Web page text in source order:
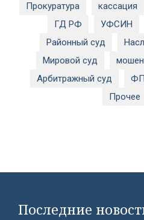
Прокуратура
кассация
ГД РФ
УФСИН
Районный суд
Мировой суд
Арбитражный суд
Прочее
Последние